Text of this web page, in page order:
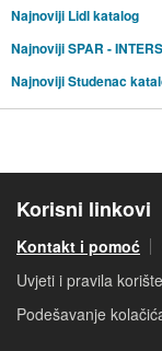
Najnoviji Lidl katalog
Najnoviji SPAR -
Najnoviji Studenac
Korisni linkovi
Kontakt i pomoć
Uvjeti i pravila
Podešavanje